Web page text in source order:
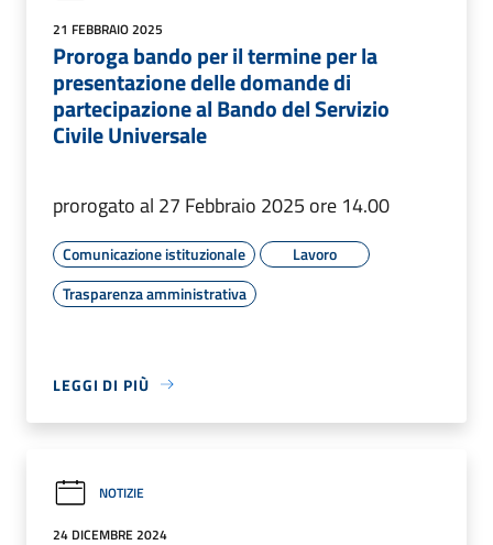
21 FEBBRAIO 2025
Proroga bando per il termine per la
presentazione delle domande di
partecipazione al Bando del Servizio
Civile Universale
prorogato al 27 Febbraio 2025 ore 14.00
Comunicazione istituzionale
Lavoro
Trasparenza amministrativa
LEGGI DI PIÙ
NOTIZIE
24 DICEMBRE 2024